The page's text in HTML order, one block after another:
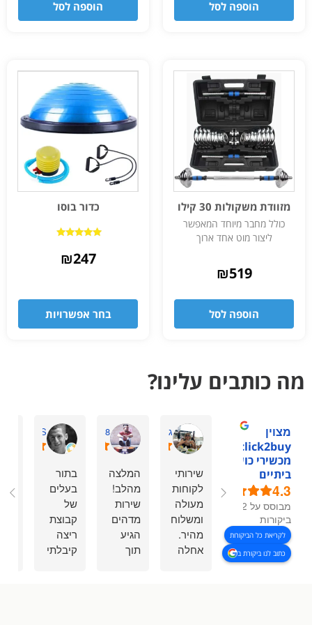
הוספה לסל הוספה לסל
מזוודת משקולות 30 קילו
כולל מחבר מיוחד המאפשר
ליצור מוט אחד ארוך
₪519
הוספה לסל
כדור בוסו
4.83
מתוך 5₪247
בחר אפשרויות
מה כותבים עלינו?
מצוין
מכשירי כושר
ביתיים
4.3
מבוסס על 92
ביקורות
לקריאת כל הביקורות
כתוב לנו ביקורת ב
גיתית ס.
שירותי
לקוחות
מעולה
ומשלוח
מהיר.
אחלה
Shaharmiz98
המלצה
מהלב!
שירות
מדהים
הגיע
תוך
David S.
בתור
בעלים
של
קבוצת
ריצה
קיבלתי